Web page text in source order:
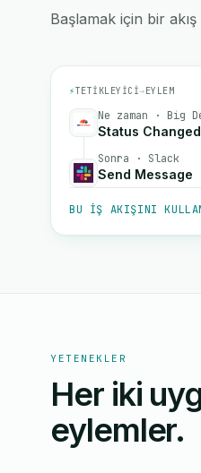
Başlamak için bir
⚡TETIKLEYICI→EYLEM
Ne zaman · Big
Status Changed
Sonra · Slack
Send Message
BU IŞ AKIŞINI
YETENEKLER
Her iki
eylemler.